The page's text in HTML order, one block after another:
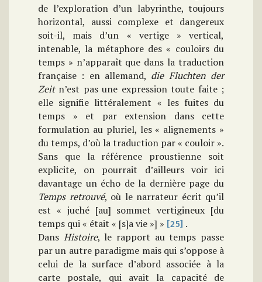
de l’exploration d’un labyrinthe, toujours
horizontal, aussi complexe et dangereux
soit-il, mais d’un « vertige » vertical,
intenable, la métaphore des « couloirs du
temps » n’apparaît que dans la traduction
française : en allemand, die Fluchten der
Zeitn’est pas une expression toute faite ;
elle signifie littéralement « les fuites du
temps » et par extension dans cette
formulation au pluriel, les « alignements »
du temps, d’où la traduction par « couloir ».
Sans que la référence proustienne soit
explicite, on pourrait d’ailleurs voir ici
davantage un écho de la dernière page du
Temps retrouvé, où le narrateur écrit qu’il
est « juché [au] sommet vertigineux [du
temps qui « était « [s]a vie »] » [25] .
Dans Histoire, le rapport au temps passe
par un autre paradigme mais qui s’oppose à
celui de la surface d’abord associée à la
carte postale, qui avait la capacité de